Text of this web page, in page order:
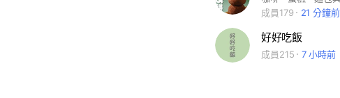
成員179
21 分鐘前
好好吃飯
成員215 7 小時前